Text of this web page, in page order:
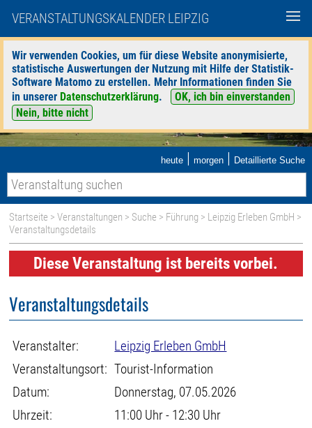
VERANSTALTUNGSKALENDER LEIPZIG
Wir verwenden Cookies, um für diese Website anonymisierte,
statistische Auswertungen der Nutzung mit Hilfe der Statistik-
Software Matomo zu erstellen. Mehr Informationen finden Sie
in unserer Datenschutzerklärung.
OK, ich bin einverstanden
Nein, bitte nicht
heute | morgen | Detaillierte Suche
Startseite >Veranstaltungen > Suche > Führung > Leipzig Erleben GmbH >
Veranstaltungsdetails
Diese Veranstaltung ist bereits vorbei.
Veranstaltungsdetails
Veranstalter:
Leipzig Erleben GmbH
Veranstaltungsort: Tourist-Information
Datum:
Donnerstag, 07.05.2026
Uhrzeit:
11:00 Uhr - 12:30 Uhr